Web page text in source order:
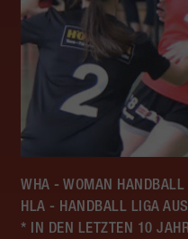
WHA - WOMAN HANDBALL
HLA - HANDBALL LIGA
* IN DEN LETZTEN 10